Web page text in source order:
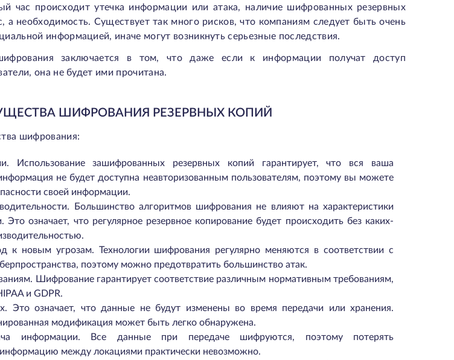
час происходит утечка информации или атака, наличие шифрованных резервных
а необходимость. Существует так много рисков, что компаниям следует быть очень
информацией, иначе могут возникнуть серьезные последствия.
заключается в том, что даже если к информации получат доступ
она не будет ими прочитана.
ШИФРОВАНИЯ РЕЗЕРВНЫХ КОПИЙ
шифрования:
Использование зашифрованных резервных копий гарантирует, что вся ваша
не будет доступна неавторизованным пользователям, поэтому вы можете
своей информации.
Большинство алгоритмов шифрования не влияют на характеристики
Это означает, что регулярное резервное копирование будет происходить без каких-
к новым угрозам. Технологии шифрования регулярно меняются в соответствии с
поэтому можно предотвратить большинство атак.
Шифрование гарантирует соответствие различным нормативным требованиям,
и GDPR.
Это означает, что данные не будут изменены во время передачи или хранения.
модификация может быть легко обнаружена.
информации. Все данные при передаче шифруются, поэтому потерять
между локациями практически невозможно.